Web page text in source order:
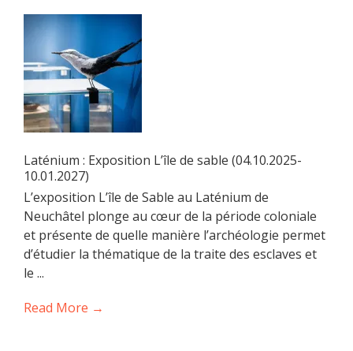
Laténium : Exposition L’île de sable (04.10.2025-
10.01.2027)
L’exposition L’île de Sable au Laténium de
Neuchâtel plonge au cœur de la période coloniale
et présente de quelle manière l’archéologie permet
d’étudier la thématique de la traite des esclaves et
le ...
Read More →